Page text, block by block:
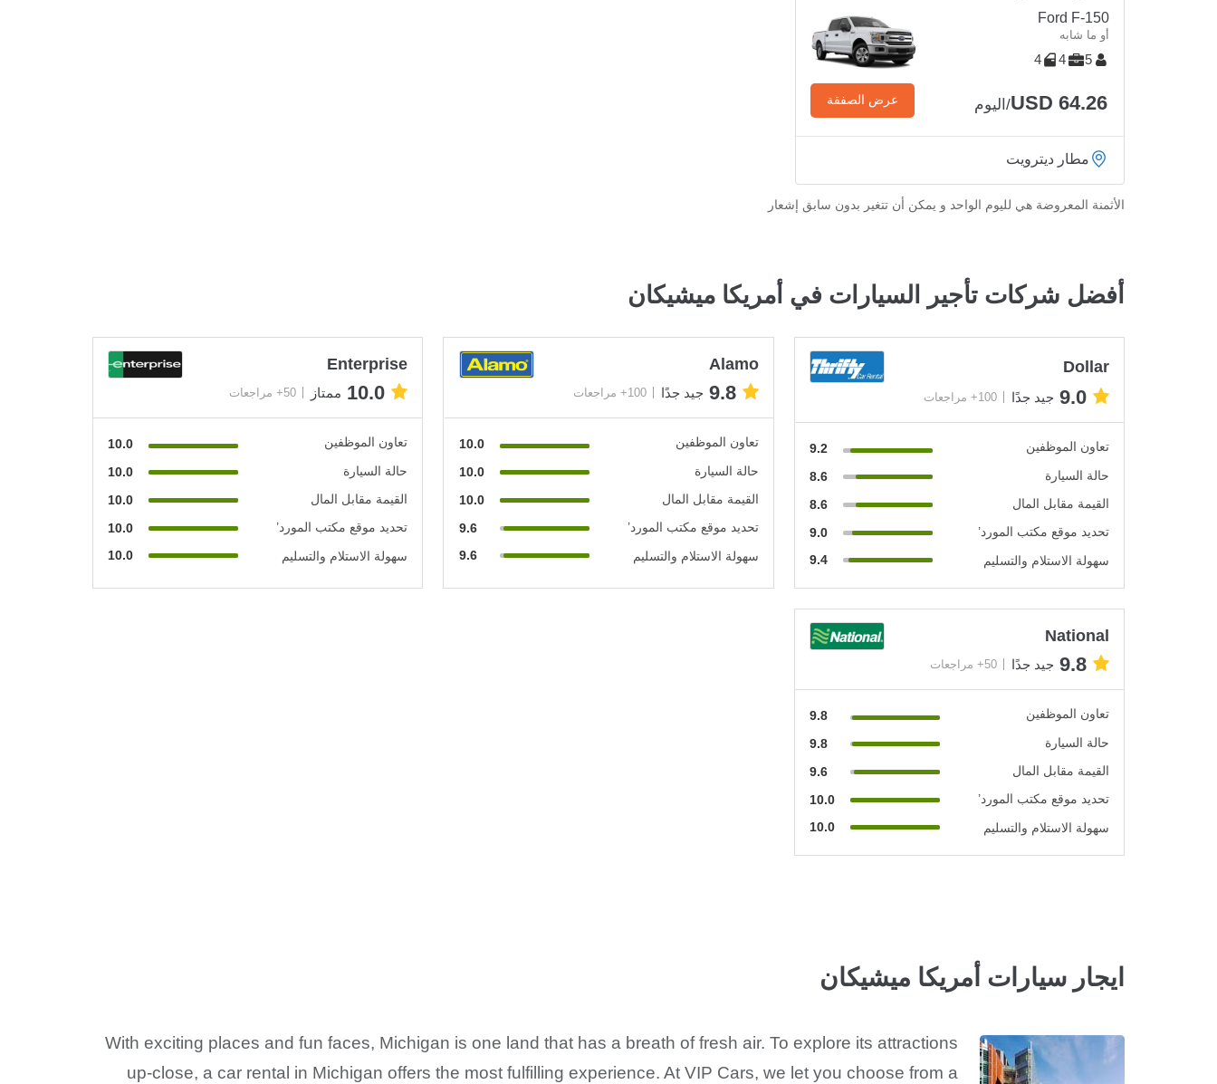
Ford F-150
أو ما شابه
5
4
4
USD 64.26/اليوم عرض الصفقة
مطار ديترويت
الأثمنة المعروضة هي لليوم الواحد و يمكن أن تتغير بدون سابق إشعار
أفضل شركات تأجير السيارات في أمريكا ميشيكان
Dollar
9.0 جيد جدًا 100+ مراجعات
تعاون الموظفين
9.2
حالة السيارة
8.6
القيمة مقابل المال
8.6
تحديد موقع مكتب المورد’
9.0
سهولة الاستلام والتسليم
9.4
Alamo
9.8 جيد جدًا 100+ مراجعات
تعاون الموظفين
10.0
حالة السيارة
10.0
القيمة مقابل المال
10.0
تحديد موقع مكتب المورد’
9.6
سهولة الاستلام والتسليم
9.6
Enterprise
10.0 ممتاز 50+ مراجعات
تعاون الموظفين
10.0
حالة السيارة
10.0
القيمة مقابل المال
10.0
تحديد موقع مكتب المورد’
10.0
سهولة الاستلام والتسليم
10.0
National
9.8 جيد جدًا 50+ مراجعات
تعاون الموظفين
9.8
حالة السيارة
9.8
القيمة مقابل المال
9.6
تحديد موقع مكتب المورد’
10.0
سهولة الاستلام والتسليم
10.0
ايجار سيارات أمريكا ميشيكان
With exciting places and fun faces, Michigan is one land that has a breath of fresh air. To explore its attractions
up-close, a car rental in Michigan offers the most fulfilling experience. At VIP Cars, we let you choose from a